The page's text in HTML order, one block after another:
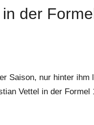
der
Saison, nur hinter ihm
Vettel in der